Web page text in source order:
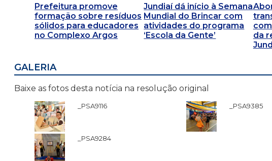
Prefeitura promove
formação sobre resíduos
sólidos para educadores
no Complexo Argos
Jundiaí dá início à Semana
Mundial do Brincar com
atividades do programa
‘Escola da Gente’
da
GALERIA
Baixe as fotos desta notícia na resolução original
_PSA9116 _PSA9385
_PSA9284